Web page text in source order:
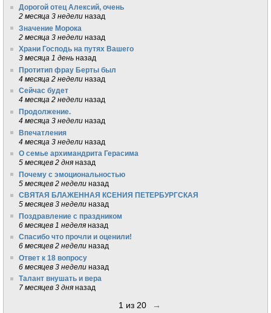
Дорогой отец Алексий, очень
2 месяца 3 недели назад
Значение Морока
2 месяца 3 недели назад
Храни Господь на путях Вашего
3 месяца 1 день назад
Протитип фрау Берты был
4 месяца 2 недели назад
Сейчас будет
4 месяца 2 недели назад
Продолжение.
4 месяца 3 недели назад
Впечатления
4 месяца 3 недели назад
О семье архимандрита Герасима
5 месяцев 2 дня назад
Почему с эмоциональностью
5 месяцев 2 недели назад
СВЯТАЯ БЛАЖЕННАЯ КСЕНИЯ ПЕТЕРБУРГСКАЯ
5 месяцев 3 недели назад
Поздравление с праздником
6 месяцев 1 неделя назад
Спасибо что прочли и оценили!
6 месяцев 2 недели назад
Ответ к 18 вопросу
6 месяцев 3 недели назад
Талант внушать и вера
7 месяцев 3 дня назад
1 из 20 →